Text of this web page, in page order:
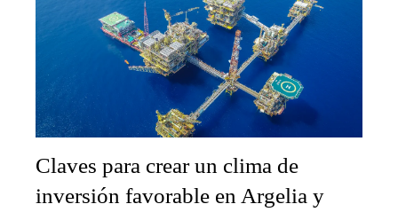
Claves para crear un clima de
inversión favorable en Argelia y